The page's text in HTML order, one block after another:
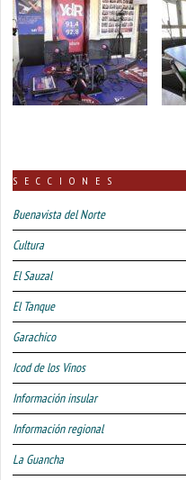
SECCIONES
Buenavista del Norte
Cultura
El Sauzal
El Tanque
Garachico
Icod de los Vinos
Información insular
Información regional
La Guancha